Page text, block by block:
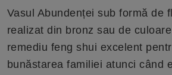
Vasul Abundenței sub formă de
realizat din bronz sau de
remediu feng shui excelent
bunăstarea familiei atunci când